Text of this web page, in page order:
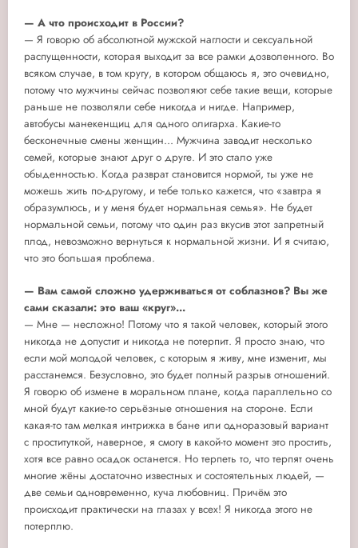
— А что происходит в России?
— Я говорю об абсолютной мужской наглости и сексуальной
распущенности, которая выходит за все рамки дозволенного. Во
всяком случае, в том кругу, в котором общаюсь я, это очевидно,
потому что мужчины сейчас позволяют себе такие вещи, которые
раньше не позволяли себе никогда и нигде. Например,
автобусы манекенщиц для одного олигарха. Какие-то
бесконечные смены женщин... Мужчина заводит несколько
семей, которые знают друг о друге. И это стало уже
обыденностью. Когда разврат становится нормой, ты уже не
можешь жить по-другому, и тебе только кажется, что «завтра я
образумлюсь, и у меня будет нормальная семья». Не будет
нормальной семьи, потому что один раз вкусив этот запретный
плод, невозможно вернуться к нормальной жизни. И я считаю,
что это большая проблема.
— Вам самой сложно удерживаться от соблазнов? Вы же
сами сказали: это ваш «круг»...
— Мне — несложно! Потому что я такой человек, который этого
никогда не допустит и никогда не потерпит. Я просто знаю, что
если мой молодой человек, с которым я живу, мне изменит, мы
расстанемся. Безусловно, это будет полный разрыв отношений.
Я говорю об измене в моральном плане, когда параллельно со
мной будут какие-то серьёзные отношения на стороне. Если
какая-то там мелкая интрижка в бане или одноразовый вариант
с проституткой, наверное, я смогу в какой-то момент это простить,
хотя все равно осадок останется. Но терпеть то, что терпят очень
многие жёны достаточно известных и состоятельных людей, —
две семьи одновременно, куча любовниц. Причём это
происходит практически на глазах у всех! Я никогда этого не
потерплю.